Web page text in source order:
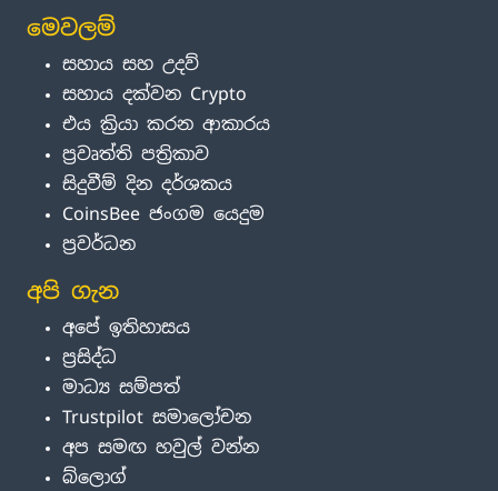
මෙවලම්
සහාය සහ උදව්
සහාය දක්වන Crypto
එය ක්‍රියා කරන ආකාරය
ප්‍රවෘත්ති පත්‍රිකාව
සිදුවීම් දින දර්ශකය
CoinsBee ජංගම යෙදුම
ප්‍රවර්ධන
අපි ගැන
අපේ ඉතිහාසය
ප්‍රසිද්ධ
මාධ්‍ය සම්පත්
Trustpilot සමාලෝචන
අප සමඟ හවුල් වන්න
බ්ලොග්